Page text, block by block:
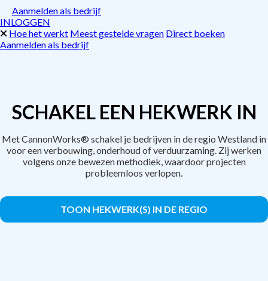
Aanmelden als bedrijf
INLOGGEN
Hoe het werkt Meest gestelde vragen Direct boeken
Aanmelden als bedrijf
SCHAKEL EEN HEKWERK IN
Met CannonWorks® schakel je bedrijven in de regio Westland in
voor een verbouwing, onderhoud of verduurzaming. Zij werken
volgens onze bewezen methodiek, waardoor projecten
probleemloos verlopen.
TOON HEKWERK(S) IN DE REGIO